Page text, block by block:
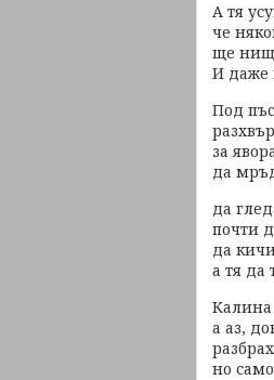
А тя
че
ще
И даже
Под
за
да
да
почти
да
а тя да
Калина
а аз,
но